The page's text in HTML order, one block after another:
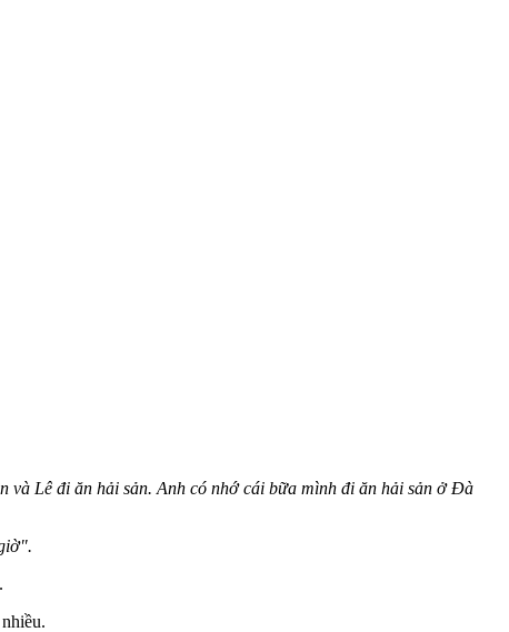
và Lê đi ăn hải sản. Anh có nhớ cái bữa mình đi ăn hải sản ở Đà